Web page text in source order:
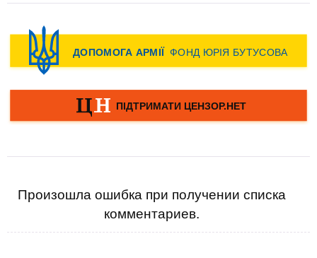
Произошла ошибка при получении списка
комментариев.